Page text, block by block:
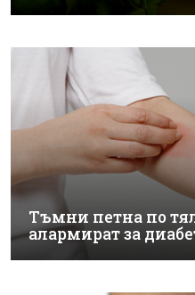
Тъмни петна по
алармират за